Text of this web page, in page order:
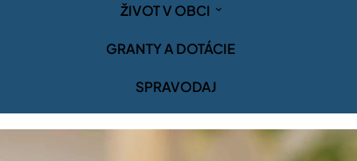
ŽIVOT V OBCI
GRANTY A DOTÁCIE
SPRAVODAJ